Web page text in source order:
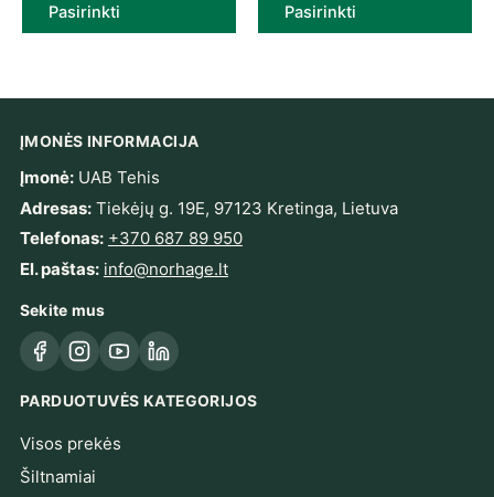
Pasirinkti Pasirinkti
ĮMONĖS INFORMACIJA
Įmonė:UAB Tehis
Adresas:Tiekėjų g. 19E, 97123 Kretinga, Lietuva
Telefonas: +370 687 89 950
El. paštas: info@norhage.lt
Sekite mus
FacebookInstagram
YouTubeLinkedIn
PARDUOTUVĖS KATEGORIJOS
Visos prekės
Šiltnamiai